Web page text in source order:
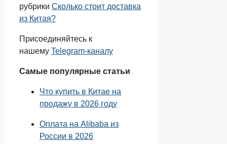
рубрики Сколько стоит доставка
из Китая?
Присоединяйтесь к
нашему Telegram-каналу
Самые популярные статьи
Что купить в Китае на
продажу в 2026 году
Оплата на Alibaba из
России в 2026